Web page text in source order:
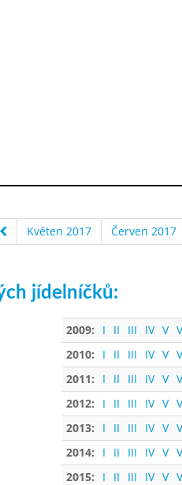
Květen 2017 Červen 2017
jídelníčků:
2009: I II III IV V
2010:
I II III IV V
2011:
I II III IV V
2012:
I II III IV V
2013:
I II III IV V
2014:
I II III IV V
2015:
I II III IV V